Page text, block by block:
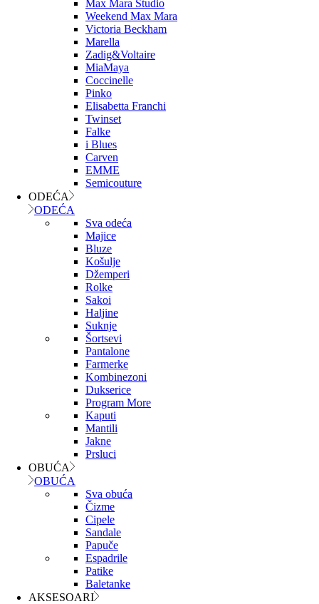
Max Mara Studio
Weekend Max Mara
Victoria Beckham
Marella
Zadig&Voltaire
MiaMaya
Coccinelle
Pinko
Elisabetta Franchi
Twinset
Falke
i Blues
Carven
EMME
Semicouture
ODEĆA
ODEĆA
Sva odeća
Majice
Bluze
Košulje
Džemperi
Rolke
Sakoi
Haljine
Suknje
Šortsevi
Pantalone
Farmerke
Kombinezoni
Dukserice
Program More
Kaputi
Mantili
Jakne
Prsluci
OBUĆA
OBUĆA
Sva obuća
Čizme
Cipele
Sandale
Papuče
Espadrile
Patike
Baletanke
AKSESOARI